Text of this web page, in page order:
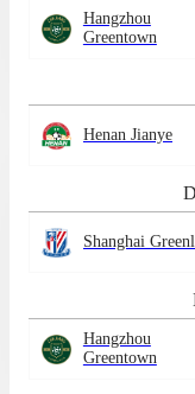
Hangzhou
Greentown
Henan Jianye
Shanghai
Hangzhou
Greentown